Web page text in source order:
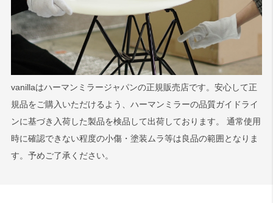
vanillaはハーマンミラージャパンの正規販売店です。安心して正
規品をご購入いただけるよう、ハーマンミラーの品質ガイドライ
ンに基づき入荷した製品を検品して出荷しております。 通常使用
時に確認できない程度の小傷・塗装ムラ等は良品の範囲となりま
す。予めご了承ください。